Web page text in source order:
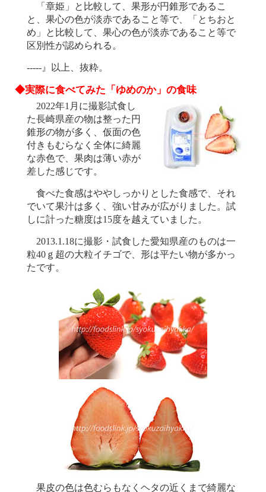
「章姫」と比較して、果形が円錐形であるこ
と、果心の色が淡赤であること等で、「とちおと
め」と比較して、果心の色が淡赤であること等で
区別性が認められる。
-----』以上、抜粋。
◆実際に食べてみた「ゆめのか」の食味
2022年1月に撮影試食し
た長崎県産の物は整った円
錐形の物が多く、仮面の色
付きもむらなく全体に綺麗
な赤色で、果肉は薄い赤が
差した感じです。
食べた食感はややしっかりとした食感で、それ
でいて果汁は多く、強い甘みが広がりました。試
しに計った糖度は15度を越えていました。
2013.1.18に撮影・試食した愛知県産のものは一
粒40ｇ超の大粒イチゴで、形は平たい物が多かっ
たです。
果皮の色は色むらもなくヘタの近くまで綺麗な